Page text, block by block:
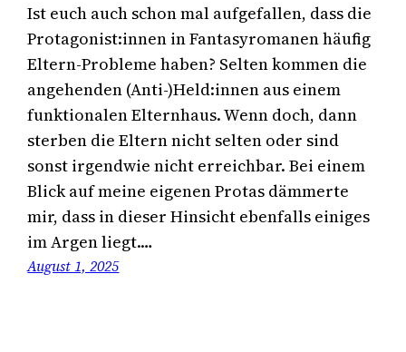
Ist euch auch schon mal aufgefallen, dass die
Protagonist:innen in Fantasyromanen häufig
Eltern-Probleme haben? Selten kommen die
angehenden (Anti-)Held:innen aus einem
funktionalen Elternhaus. Wenn doch, dann
sterben die Eltern nicht selten oder sind
sonst irgendwie nicht erreichbar. Bei einem
Blick auf meine eigenen Protas dämmerte
mir, dass in dieser Hinsicht ebenfalls einiges
im Argen liegt.…
August 1, 2025